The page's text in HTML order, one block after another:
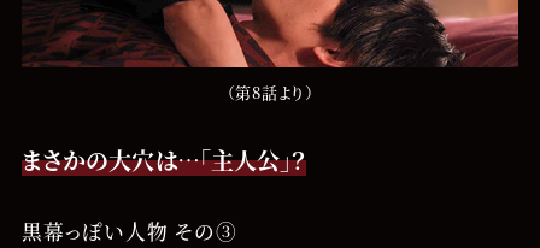
（第8話より）
まさかの大穴は…「主人公」？
黒幕っぽい人物 その③